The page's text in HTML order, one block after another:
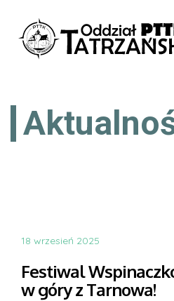
18 wrzesień 2025
Festiwal
w góry z Tarnowa!